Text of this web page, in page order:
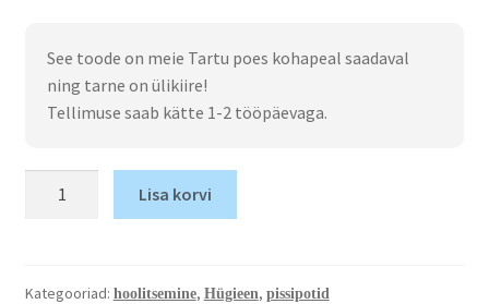
See toode on meie Tartu poes kohapeal saadaval
ning tarne on ülikiire!
Tellimuse saab kätte 1-2 tööpäevaga.
Lisa korvi
Kategooriad: hoolitsemine, Hügieen, pissipotid